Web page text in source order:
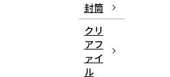
封筒
クリ
アフ
ァイ
ル